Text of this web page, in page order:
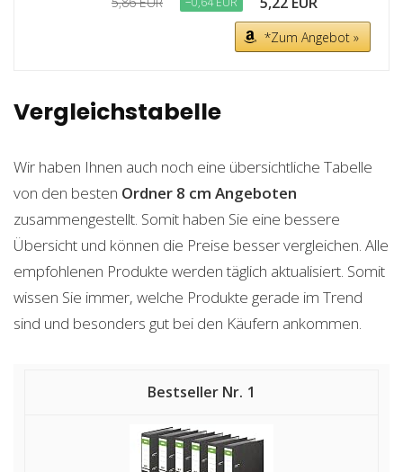
*Zum Angebot »
Vergleichstabelle
Wir haben Ihnen auch noch eine übersichtliche Tabelle
von den besten Ordner 8 cm Angeboten
zusammengestellt. Somit haben Sie eine bessere
Übersicht und können die Preise besser vergleichen. Alle
empfohlenen Produkte werden täglich aktualisiert. Somit
wissen Sie immer, welche Produkte gerade im Trend
sind und besonders gut bei den Käufern ankommen.
1